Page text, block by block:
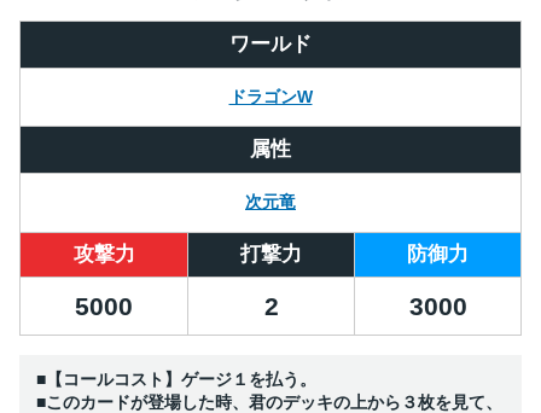
ワールド
ドラゴンW
属性
次元竜
攻撃力 打撃力 防御力
5000 2 3000
■【コールコスト】ゲージ１を払う。
■このカードが登場した時、君のデッキの上から３枚を見て、